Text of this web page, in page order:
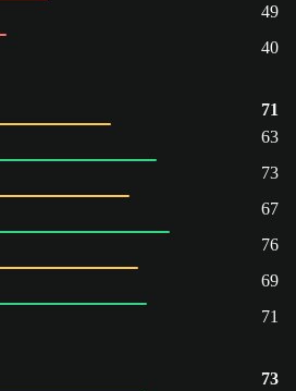
49
40
71
63
73
67
76
69
71
73